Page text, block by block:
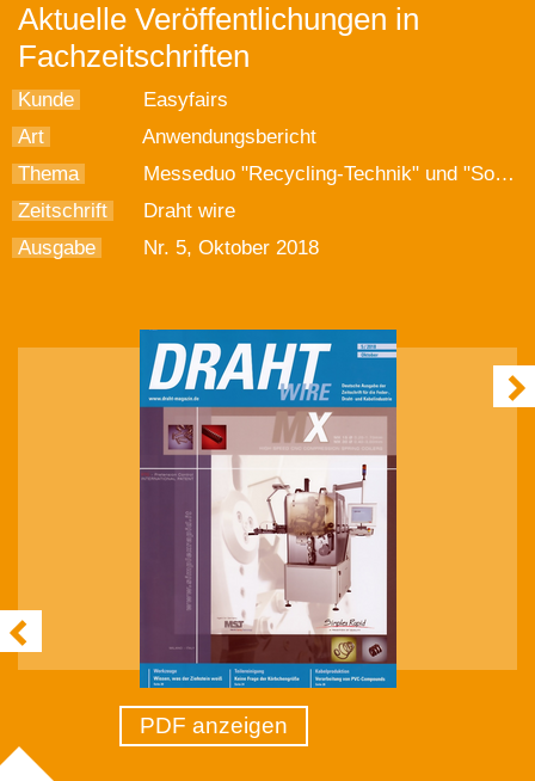
Aktuelle Veröffentlichungen in
Fachzeitschriften
Kunde
Easyfairs
Art
Anwendungsbericht
Thema
Messeduo "Recycling-Technik" und "Solids" startet im November
Zeitschrift
Draht wire
Ausgabe
Nr. 5, Oktober 2018
PDF anzeigen